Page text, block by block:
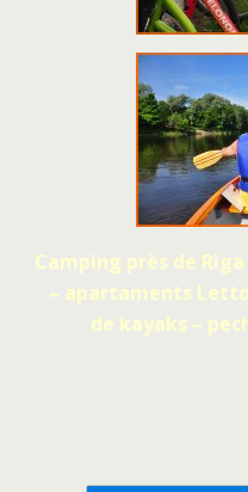
Camping près de
– apartaments
de kayaks –